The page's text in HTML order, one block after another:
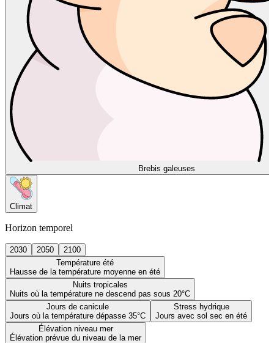
Brebis galeuses
Climat
Horizon temporel
2030 2050
2100
Température été
Hausse de la température moyenne en été
Nuits tropicales
Nuits où la température ne descend pas sous 20°C
Jours de canicule
Jours où la température dépasse 35°C
Stress hydrique
Jours avec sol sec en été
Élévation niveau mer
Élévation prévue du niveau de la mer